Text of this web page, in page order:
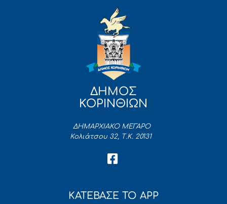
ΔΗΜΟΣ
ΚΟΡΙΝΘΙΩΝ
ΔΗΜΑΡΧΙΑΚΟ ΜΕΓΑΡΟ
Κολιάτσου 32, Τ.Κ. 20131
ΚΑΤΕΒΑΣΕ ΤΟ APP